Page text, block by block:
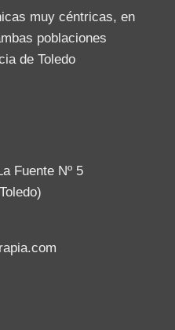
muy céntricas, en
poblaciones
de Toledo
Fuente Nº 5